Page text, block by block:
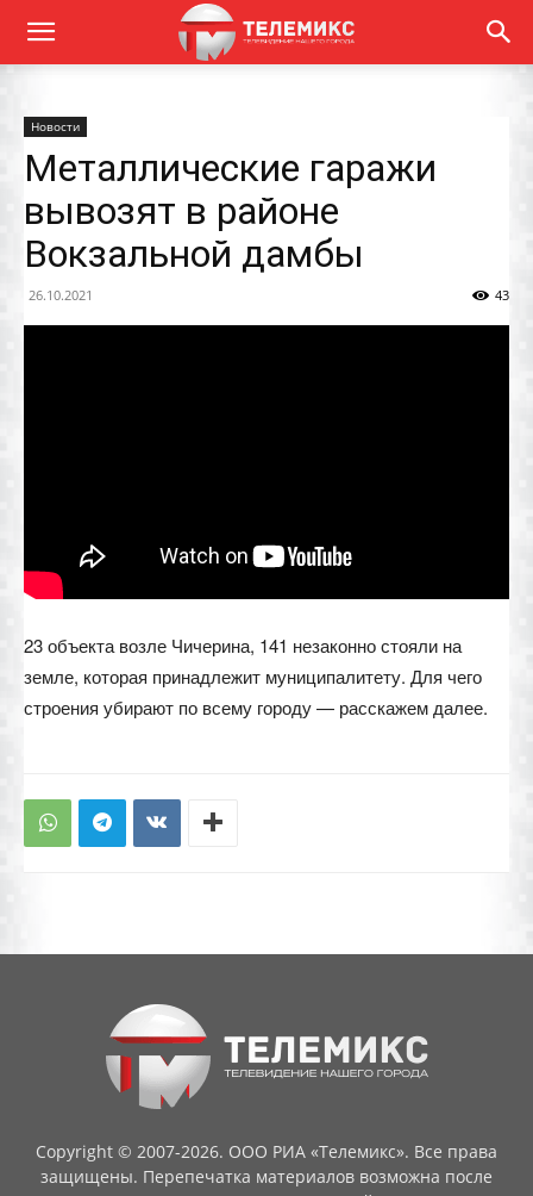
Новости
Металлические гаражи
вывозят в районе
Вокзальной дамбы
26.10.2021 43
23 объекта возле Чичерина, 141 незаконно стояли на
земле, которая принадлежит муниципалитету. Для чего
строения убирают по всему городу — расскажем далее.
Copyright © 2007-2026. ООО РИА «Телемикс». Все права
защищены. Перепечатка материалов возможна после